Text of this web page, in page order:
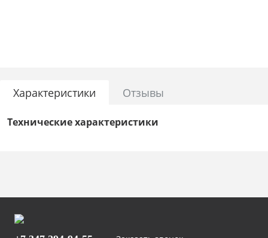
Характеристики Отзывы
Технические характеристики